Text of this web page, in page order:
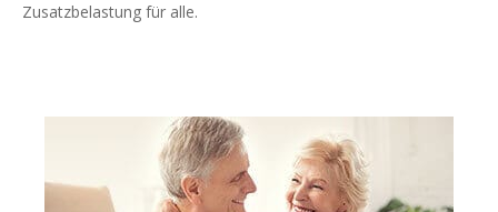
Zusatzbelastung für alle.